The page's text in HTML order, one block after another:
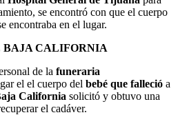
se encontró con que el cuerpo
encontraba en el lugar.
BAJA CALIFORNIA
de la funeraria
el el cuerpo del bebé que falleció a
California solicitó y obtuvo una
el cadáver.